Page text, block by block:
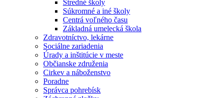
Stredné školy
Súkromné a iné školy
Centrá voľného času
Základná umelecká škola
Zdravotníctvo, lekárne
Sociálne zariadenia
Úrady a inštitúcie v meste
Občianske združenia
Cirkev a náboženstvo
Poradne
Správca pohrebísk